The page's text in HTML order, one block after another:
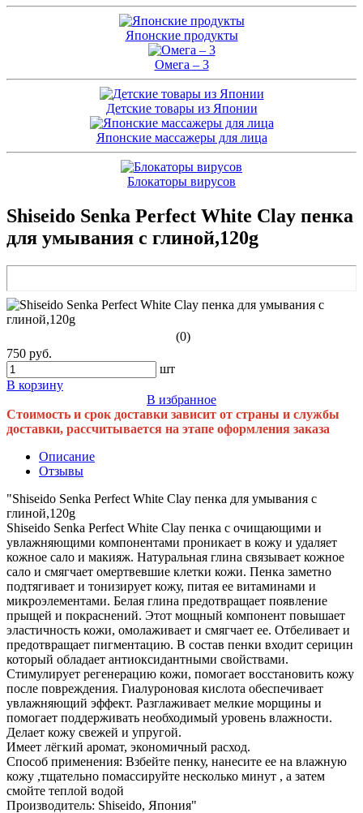
Японские продукты
Омега – 3
Детские товары из Японии
Японские массажеры для лица
Блокаторы вирусов
Shiseido Senka Perfect White Clay пенка
для умывания с глиной,120g
(0)
750 руб.
шт
В корзину
В избранное
Стоимость и срок доставки зависит от страны и службы
доставки, рассчитывается на этапе оформления заказа
Описание
Отзывы
"Shiseido Senka Perfect White Clay пенка для умывания с
глиной,120g
Shiseido Senka Perfect White Clay пенка с очищающими и
увлажняющими компонентами проникает в кожу и удаляет
кожное сало и макияж. Натуральная глина связывает кожное
сало и смягчает омертвевшие клетки кожи. Пенка заметно
подтягивает и тонизирует кожу, питая ее витаминами и
микроэлементами. Белая глина предотвращает появление
прыщей и покраснений. Этот мощный компонент повышает
эластичность кожи, омолаживает и смягчает ее. Отбеливает и
предотвращает пигментацию. В состав пенки входит серицин
который обладает антиоксидантными свойствами.
Стимулирует регенерацию кожи, помогает восстановить кожу
после повреждения. Гиалуроновая кислота обеспечивает
увлажняющий эффект. Разглаживает мелкие морщины и
помогает поддерживать необходимый уровень влажности.
Делает кожу свежей и упругой.
Имеет лёгкий аромат, экономичный расход.
Способ применения: Взбейте пенку, нанесите ее на влажную
кожу ,тщательно помассируйте несколько минут , а затем
смойте теплой водой
Производитель: Shiseido, Япония"